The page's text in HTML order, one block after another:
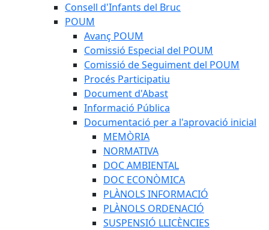
Consell d'Infants del Bruc
POUM
Avanç POUM
Comissió Especial del POUM
Comissió de Seguiment del POUM
Procés Participatiu
Document d'Abast
Informació Pública
Documentació per a l'aprovació inicial
MEMÒRIA
NORMATIVA
DOC AMBIENTAL
DOC ECONÒMICA
PLÀNOLS INFORMACIÓ
PLÀNOLS ORDENACIÓ
SUSPENSIÓ LLICÈNCIES